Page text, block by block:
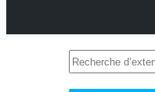
Recherche